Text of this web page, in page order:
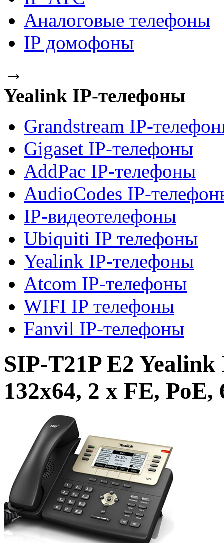
Аналоговые телефоны
IP домофоны
→
Yealink IP-телефоны
Grandstream IP-
Gigaset IP-телефоны
AddPac IP-телефоны
AudioCodes IP-
IP-видеотелефоны
Ubiquiti IP телефоны
Yealink IP-телефоны
Atcom IP-телефоны
WIFI IP телефоны
Fanvil IP-телефоны
SIP-T21P E2
132х64, 2 x FE,